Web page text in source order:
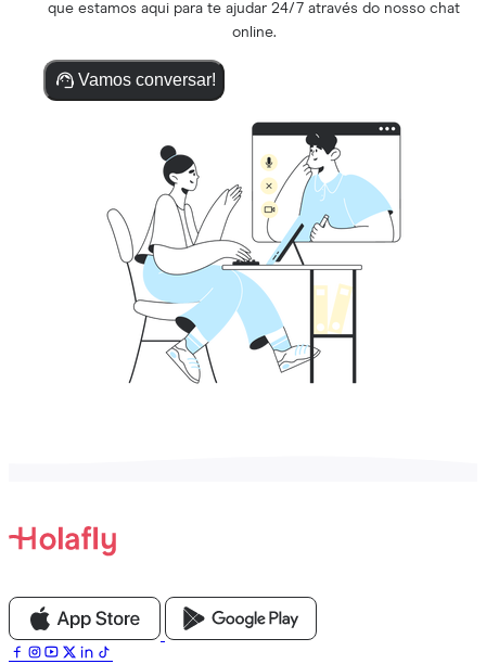
que estamos aqui para te ajudar 24/7 através do nosso chat
online.
Vamos conversar!